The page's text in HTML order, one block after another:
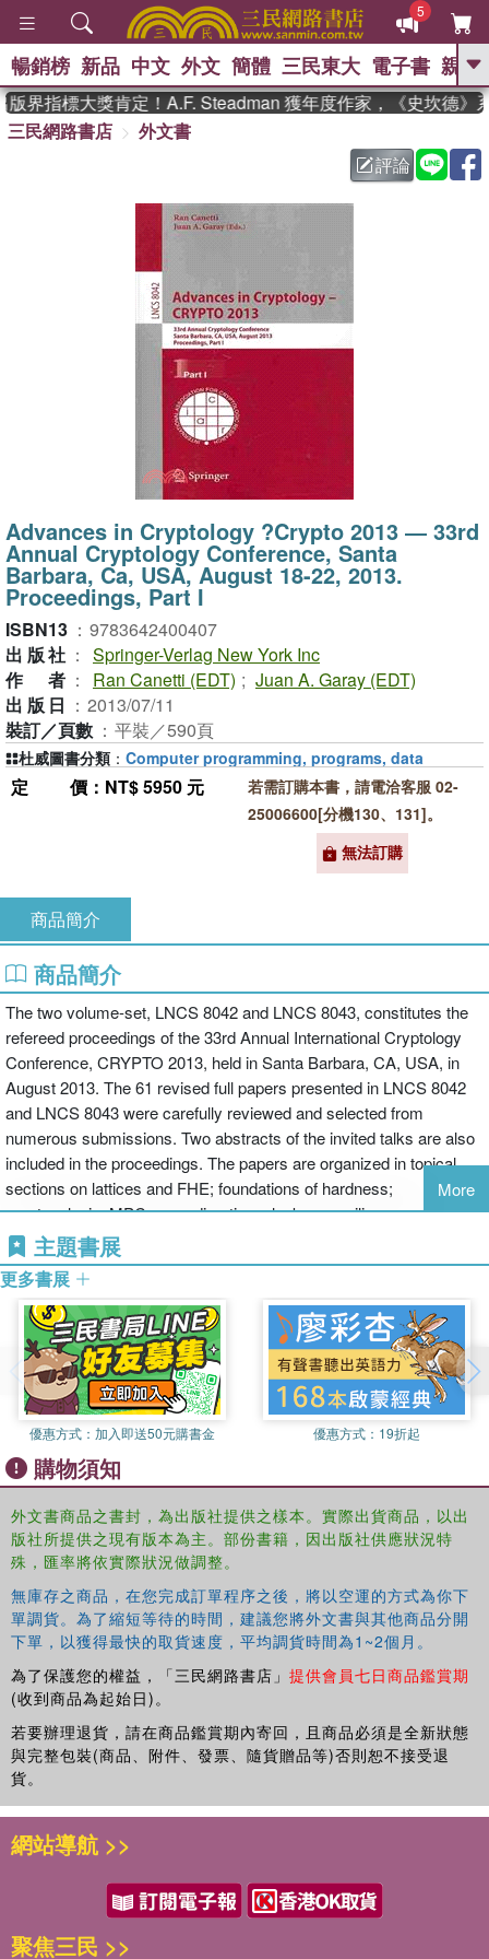
5
GO
父親節 、 如果歷
暑期推薦 、 國際布克
獎 臺灣漫遊錄 、 方念華
登輝時代
暢銷榜 新品 中文 外文 簡體 三民東大 電子書 親子
界指標大獎肯定！A.F. Steadman 獲年度作家，《史坎德》
三民網路書店
外文書
評論
Advances in Cryptology ?Crypto 2013 ― 33rd
Annual Cryptology Conference, Santa
Barbara, Ca, USA, August 18-22, 2013.
Proceedings, Part I
ISBN13 ： 9783642400407
出版社 ： Springer-Verlag New York Inc
作者 ： Ran Canetti (EDT) ; Juan A. Garay (EDT)
出版日 ： 2013/07/11
裝訂／頁數 ： 平裝／590頁
定價 ：NT$ 5950 元
若需訂購本書，請電洽客服 02-
25006600[分機130、131]。
無法訂購
杜威圖書分類 ： Computer programming, programs, data
商品簡介
商品簡介
The two volume-set, LNCS 8042 and LNCS 8043, constitutes the
refereed proceedings of the 33rd Annual International Cryptology
Conference, CRYPTO 2013, held in Santa Barbara, CA, USA, in
August 2013. The 61 revised full papers presented in LNCS 8042
and LNCS 8043 were carefully reviewed and selected from
numerous submissions. Two abstracts of the invited talks are also
included in the proceedings. The papers are organized in topical
sections on lattices and FHE; foundations of hardness;
cryptanalysis; MPC - new directions; leakage resilience;
symmetric encryption and PRFs; key exchange; multi linear maps;
ideal ciphers; implementation-oriented protocols; number-theoretic
hardness; MPC - foundations; codes and secret sharing;
signatures and authentication; quantum security; new primitives;
and functional encryption.
More
主題書展
更多書展
優惠方式： 加入即送50元購書金 優惠方式： 19折起
購物須知
外文書商品之書封，為出版社提供之樣本。實際出貨商品，以出
版社所提供之現有版本為主。部份書籍，因出版社供應狀況特
殊，匯率將依實際狀況做調整。
無庫存之商品，在您完成訂單程序之後，將以空運的方式為你下
單調貨。為了縮短等待的時間，建議您將外文書與其他商品分開
下單，以獲得最快的取貨速度，平均調貨時間為1~2個月。
為了保護您的權益，「三民網路書店」 提供會員七日商品鑑賞期
(收到商品為起始日)。
若要辦理退貨，請在商品鑑賞期內寄回，且商品必須是全新狀態
與完整包裝(商品、附件、發票、隨貨贈品等)否則恕不接受退
貨。
網站導航 >>
聚焦三民 >>